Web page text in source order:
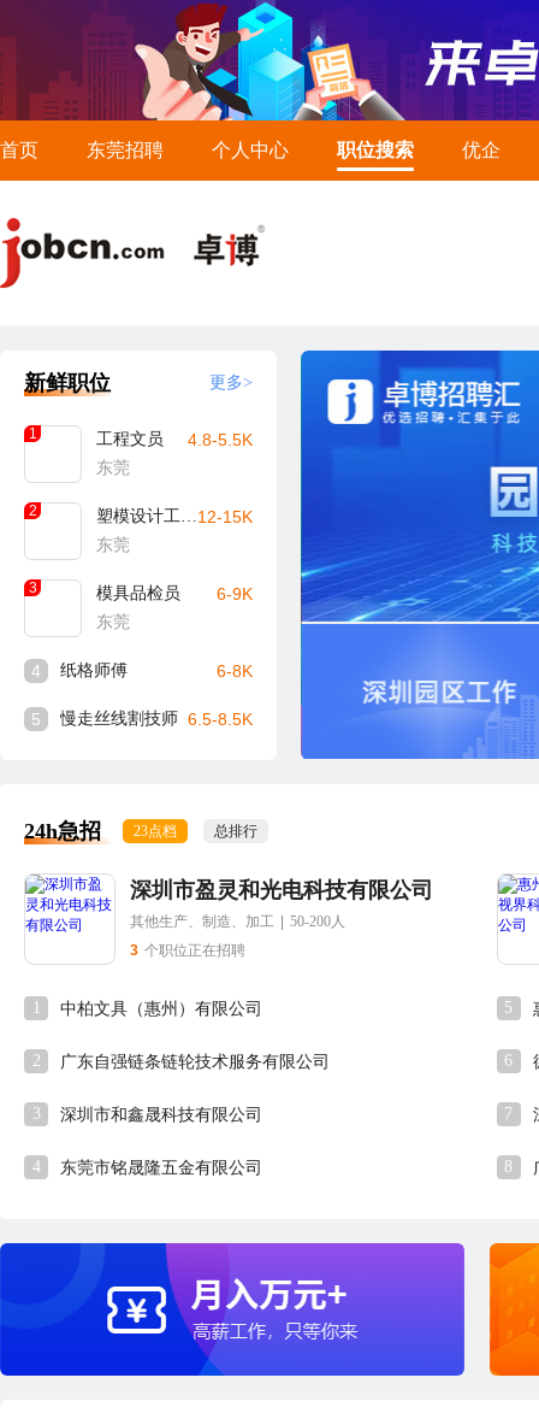
首页 东莞招聘 个人中心 职位搜索 优企
新鲜职位 更多>
1
工程文员
东莞
4.8-5.5K
2
塑模设计工程师
东莞
12-15K
3
模具品检员
东莞
6-9K
4 纸格师傅 6-8K
5 慢走丝线割技师 6.5-8.5K
24h急招 23点档 总排行
深圳市盈灵和光电科技有限公司
其他生产、制造、加工
50-200人
3 个职位正在招聘
1 中柏文具（惠州）有限公司
2 广东自强链条链轮技术服务有限公司
3 深圳市和鑫晟科技有限公司
4 东莞市铭晟隆五金有限公司
5
6
7
8